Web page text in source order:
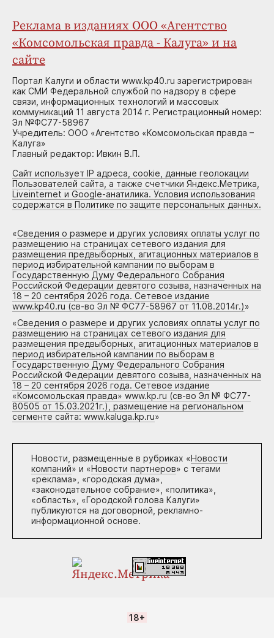
Реклама в изданиях ООО «Агентство
«Комсомольская правда - Калуга» и на
сайте
Портал Калуги и области www.kp40.ru зарегистрирован
как СМИ Федеральной службой по надзору в сфере
связи, информационных технологий и массовых
коммуникаций 11 августа 2014 г. Регистрационный номер:
Эл №ФС77-58967
Учредитель: ООО «Агентство «Комсомольская правда –
Калуга»
Главный редактор: Ивкин В.П.
Сайт использует IP адреса, cookie, данные геолокации
Пользователей сайта, а также счетчики Яндекс.Метрика,
Liveinternet и Google-анатилика. Условия использования
содержатся в Политике по защите персональных данных.
«Сведения о размере и других условиях оплаты услуг по
размещению на страницах сетевого издания для
размещения предвыборных, агитационных материалов в
период избирательной кампании по выборам в
Государственную Думу Федерального Собрания
Российской Федерации девятого созыва, назначенных на
18 – 20 сентября 2026 года. Сетевое издание
www.kp40.ru (св-во Эл № ФС77-58967 от 11.08.2014г.)»
«Сведения о размере и других условиях оплаты услуг по
размещению на страницах сетевого издания для
размещения предвыборных, агитационных материалов в
период избирательной кампании по выборам в
Государственную Думу Федерального Собрания
Российской Федерации девятого созыва, назначенных на
18 – 20 сентября 2026 года. Сетевое издание
«Комсомольская правда» www.kp.ru (св-во Эл № ФС77-
80505 от 15.03.2021г.), размещение на региональном
сегменте сайта: www.kaluga.kp.ru»
Новости, размещенные в рубриках «Новости
компаний» и «Новости партнеров» с тегами
«реклама», «городская дума»,
«законодательное собрание», «политика»,
«область», «Городской голова Калуги»
публикуются на договорной, рекламно-
информационной основе.
18+